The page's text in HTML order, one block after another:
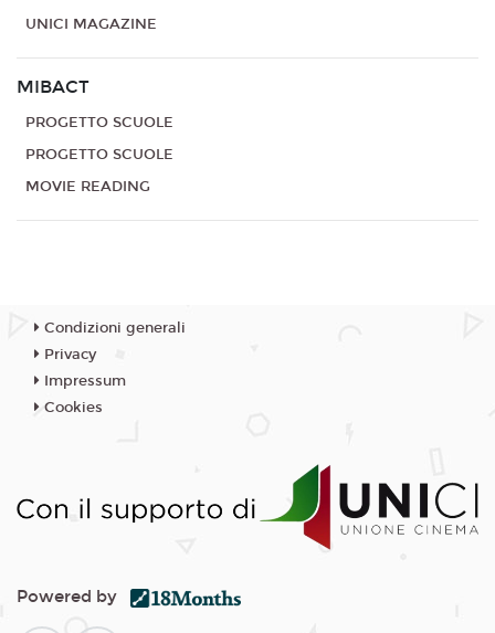
UNICI MAGAZINE
MIBACT
PROGETTO SCUOLE
PROGETTO SCUOLE
MOVIE READING
Condizioni generali
Privacy
Impressum
Cookies
Powered by